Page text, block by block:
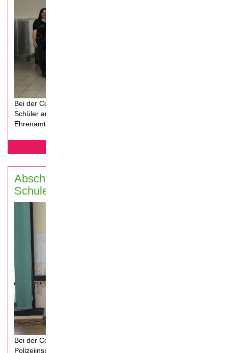
Bei der Coolrider-Abschlussveranstaltung in Lauf, werden die
Schüler aus dem Christoph-Jacob-Treu-Gymnasium für ihr
Ehrenamt geehrt und nehmen ihre Urkunde entgegen.
Abschlussveranstaltung Hans-Böckler-
Schule, Fürth 2019
Bei der Coolrider-Abschlussveranstaltung in der
Polizeiinspektion Fürth, werden die Schüler aus der Hans-